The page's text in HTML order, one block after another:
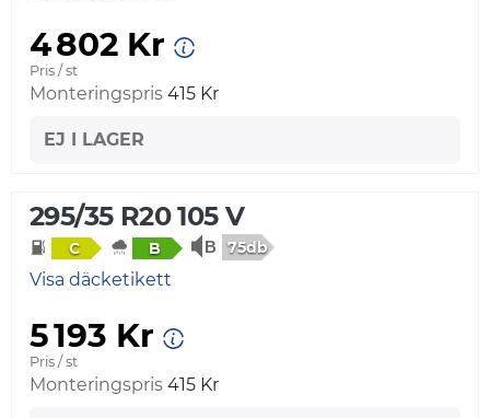
4 802 Kr
Pris / st
Monteringspris 415 Kr
EJ I LAGER
295/35 R20 105 V
C B 75db
Visa däcketikett
5 193 Kr
Pris / st
Monteringspris 415 Kr